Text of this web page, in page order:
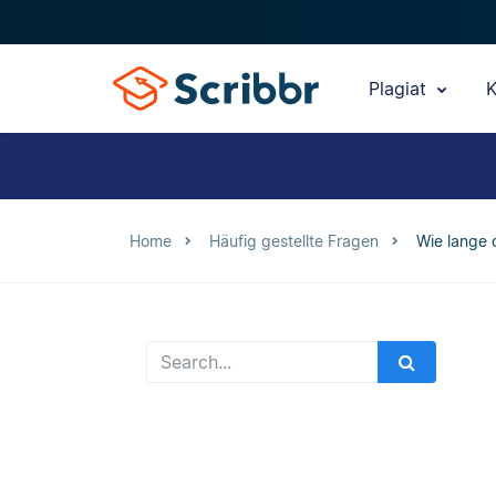
Plagiat
Home Häufig gestellte Fragen Wie lange